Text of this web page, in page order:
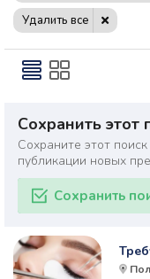
Удалить все
Сохранить этот
Сохраните этот
публикации новых
Сохранить